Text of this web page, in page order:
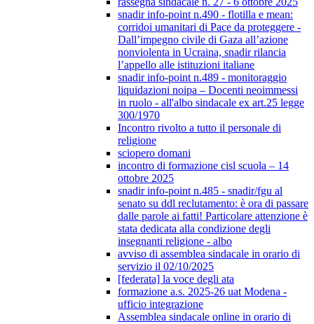
snadir info-point n.490 - flotilla e mean:
corridoi umanitari di Pace da proteggere -
Dall’impegno civile di Gaza all’azione
nonviolenta in Ucraina, snadir rilancia
l’appello alle istituzioni italiane
snadir info-point n.489 - monitoraggio
liquidazioni noipa – Docenti neoimmessi
in ruolo - all'albo sindacale ex art.25 legge
300/1970
Incontro rivolto a tutto il personale di
religione
sciopero domani
incontro di formazione cisl scuola – 14
ottobre 2025
snadir info-point n.485 - snadir/fgu al
senato su ddl reclutamento: è ora di passare
dalle parole ai fatti! Particolare attenzione è
stata dedicata alla condizione degli
insegnanti religione - albo
avviso di assemblea sindacale in orario di
servizio il 02/10/2025
[federata] la voce degli ata
formazione a.s. 2025-26 uat Modena -
ufficio integrazione
Assemblea sindacale online in orario di